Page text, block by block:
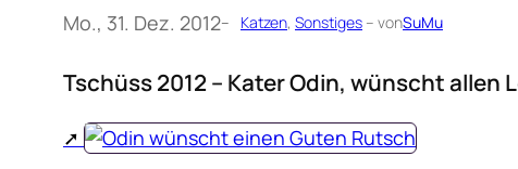
Mo., 31. Dez. 2012– Katzen, Sonstiges – vonSuMu
Tschüss 2012 – Kater Odin, wünscht allen